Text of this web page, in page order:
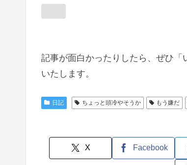
記事が面白かったりしたら、ぜひ
いたします。
日記 ちょっと頭冷やそうか もう嫌だ
X Facebook